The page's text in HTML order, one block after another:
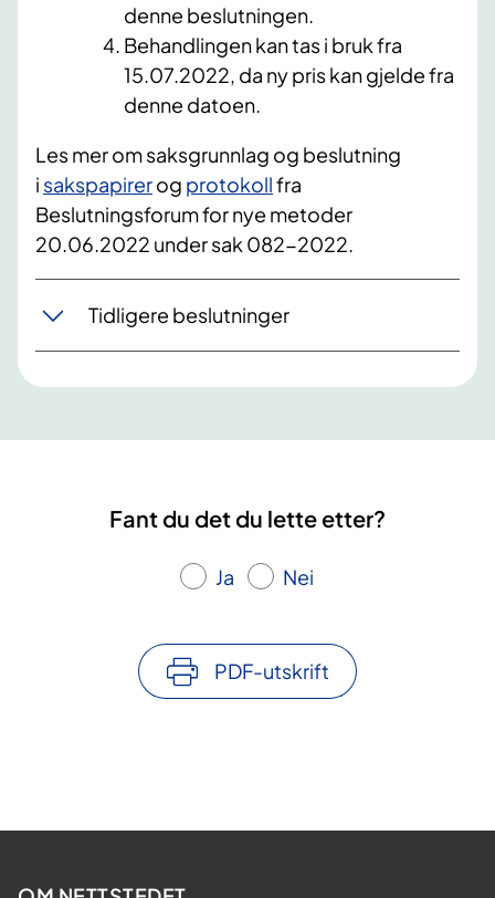
denne beslutningen.
Behandlingen kan tas i bruk fra
15.07.2022, da ny pris kan gjelde fra
denne datoen.
Les mer om saksgrunnlag og beslutning
i sakspapirerog protokollfra
Beslutningsforum for nye metoder
20.06.2022 under sak 082-2022.
Tidligere beslutninger
Fant du det du lette etter?
Ja Nei
PDF-utskrift